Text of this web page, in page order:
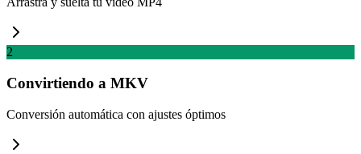
2
Convirtiendo a MKV
Conversión automática con ajustes óptimos